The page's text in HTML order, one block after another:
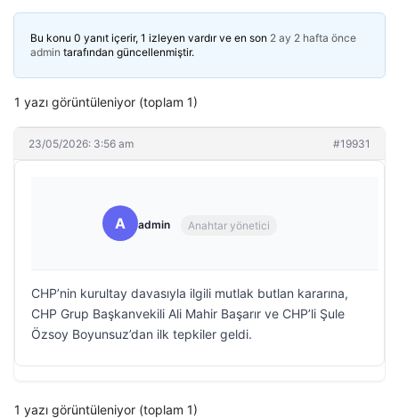
Bu konu 0 yanıt içerir, 1 izleyen vardır ve en son 2 ay 2 hafta önce
admin tarafından güncellenmiştir.
1 yazı görüntüleniyor (toplam 1)
23/05/2026: 3:56 am #19931
A admin Anahtar yönetici
CHP’nin kurultay davasıyla ilgili mutlak butlan kararına,
CHP Grup Başkanvekili Ali Mahir Başarır ve CHP’li Şule
Özsoy Boyunsuz’dan ilk tepkiler geldi.
1 yazı görüntüleniyor (toplam 1)